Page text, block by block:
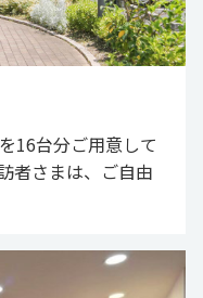
16台分ご用意して
者さまは、ご自由